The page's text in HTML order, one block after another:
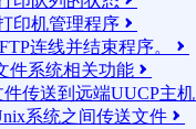
印机管理程序 
连线并结束程序。 
件系统相关功能 
件传送到远端UUCP主机
系统之间传送文件 